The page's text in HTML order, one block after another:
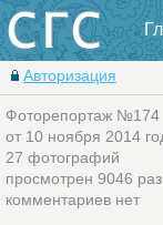
Авторизация
Фоторепортаж №174
от 10 ноября 2014
27 фотографий
просмотрен 9046 раз
комментариев нет